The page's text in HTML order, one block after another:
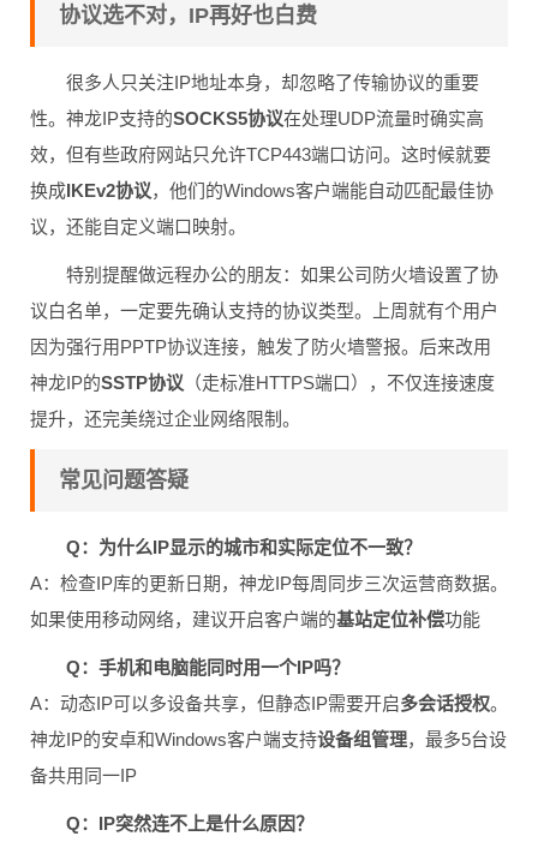
协议选不对，IP再好也白费
很多人只关注IP地址本身，却忽略了传输协议的重要
性。神龙IP支持的SOCKS5协议在处理UDP流量时确实高
效，但有些政府网站只允许TCP443端口访问。这时候就要
换成IKEv2协议，他们的Windows客户端能自动匹配最佳协
议，还能自定义端口映射。
特别提醒做远程办公的朋友：如果公司防火墙设置了协
议白名单，一定要先确认支持的协议类型。上周就有个用户
因为强行用PPTP协议连接，触发了防火墙警报。后来改用
神龙IP的SSTP协议 （走标准HTTPS端口），不仅连接速度
提升，还完美绕过企业网络限制。
常见问题答疑
Q：为什么IP显示的城市和实际定位不一致？
A：检查IP库的更新日期，神龙IP每周同步三次运营商数据。
如果使用移动网络，建议开启客户端的基站定位补偿功能
Q：手机和电脑能同时用一个IP吗？
A：动态IP可以多设备共享，但静态IP需要开启多会话授权。
神龙IP的安卓和Windows客户端支持设备组管理，最多5台设
备共用同一IP
Q：IP突然连不上是什么原因？